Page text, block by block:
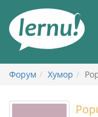
съдържанието
Форум Хумор